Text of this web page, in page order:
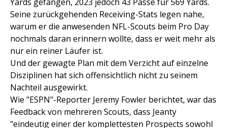
Seine zurückgehenden Receiving-Stats legen nahe,
warum er die anwesenden NFL-Scouts beim Pro Day
nochmals daran erinnern wollte, dass er weit mehr als
nur ein reiner Läufer ist.
Und der gewagte Plan mit dem Verzicht auf einzelne
Disziplinen hat sich offensichtlich nicht zu seinem
Nachteil ausgewirkt.
Wie "ESPN"-Reporter Jeremy Fowler berichtet, war das
Feedback von mehreren Scouts, dass Jeanty
"eindeutig einer der komplettesten Prospects sowohl